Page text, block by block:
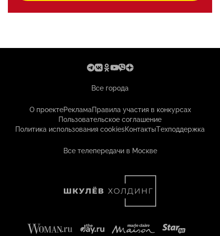
Все города
О проектеРекламаПравила участия в конкурсах
Пользовательское соглашение
Политика использования cookiesКонтактыТехподдержка
Все телепередачи в Москве